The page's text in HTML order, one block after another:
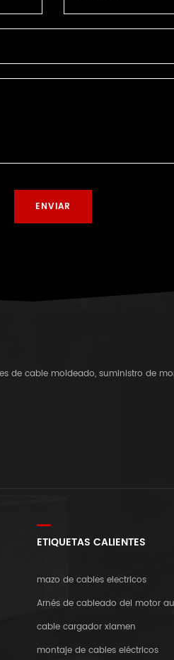
de cable moldeado, suministro de
ETIQUETAS CALIENTES
mazo de cables electricos
Arnés de cableado del motor
cable cargador xiamen
montaje de cables eléctricos